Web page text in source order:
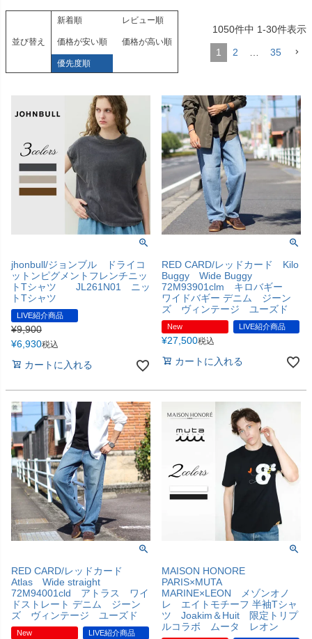
並び替え
新着順 レビュー順
価格が安い順 価格が高い順
優先度順
1050件中 1-30件表示
1 2 35
jhonbull/ジョンブル ドライコ
ットンピグメントフレンチニッ
トTシャツ JL261N01 ニッ
トTシャツ
LIVE紹介商品
¥9,900
¥6,930税込
カートに入れる
RED CARD/レッドカード Kilo
Buggy Wide Buggy
72M93901clm キロバギー
ワイドバギー デニム ジーン
ズ ヴィンテージ ユーズド
New LIVE紹介商品
¥27,500税込
カートに入れる
RED CARD/レッドカード
Atlas Wide straight
72M94001cld アトラス ワイ
ドストレート デニム ジーン
ズ ヴィンテージ ユーズド
New LIVE紹介商品
MAISON HONORE
PARIS×MUTA
MARINE×LEON メゾンオノ
レ エイトモチーフ 半袖Tシャ
ツ Joakim＆Huit 限定トリプ
ルコラボ ムータ レオン